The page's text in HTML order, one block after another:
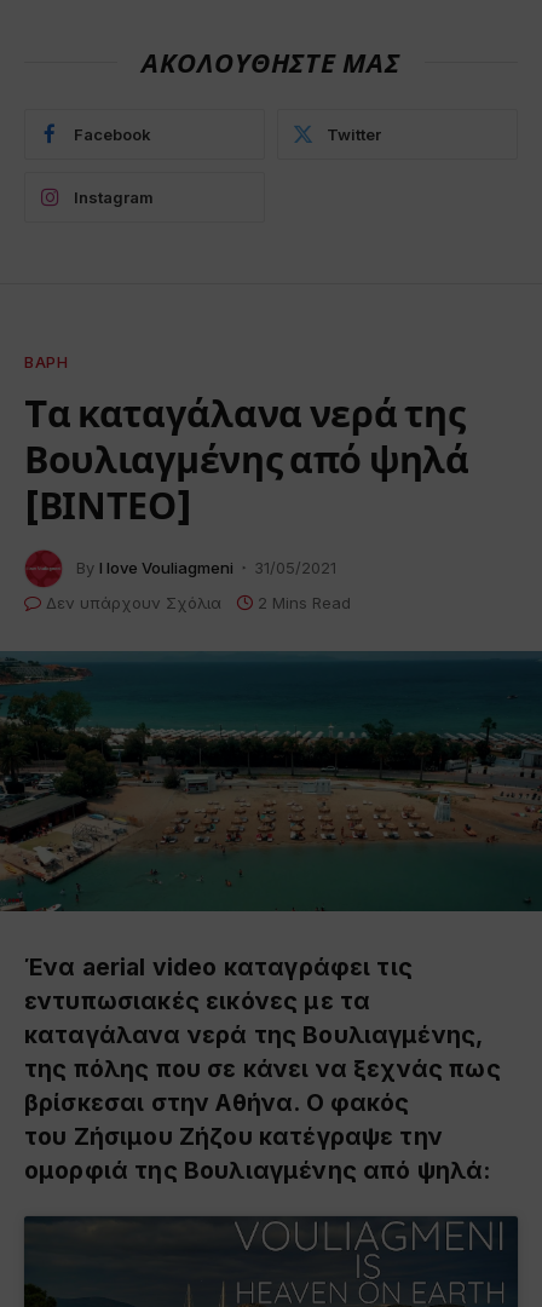
ΑΚΟΛΟΥΘΗΣΤΕ ΜΑΣ
Facebook Twitter
Instagram
ΒΆΡΗ
Tα καταγάλανα νερά της
Βουλιαγμένης από ψηλά
[ΒΙΝΤΕΟ]
By I love Vouliagmeni
31/05/2021
Δεν υπάρχουν Σχόλια
2 Mins Read
Ένα aerial video καταγράφει τις
εντυπωσιακές εικόνες με τα
καταγάλανα νερά της Βουλιαγμένης,
της πόλης που σε κάνει να ξεχνάς πως
βρίσκεσαι στην Αθήνα. Ο φακός
του Ζήσιμου Ζήζου κατέγραψε την
ομορφιά της Βουλιαγμένης από ψηλά: